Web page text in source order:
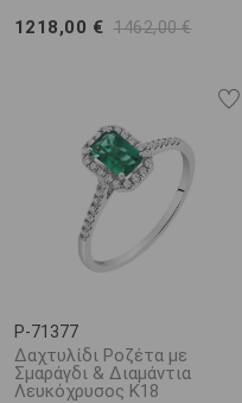
1218,00 € 1462,00 €
P-71377
Δαχτυλίδι Ροζέτα με
Σμαράγδι & Διαμάντια
Λευκόχρυσος Κ18